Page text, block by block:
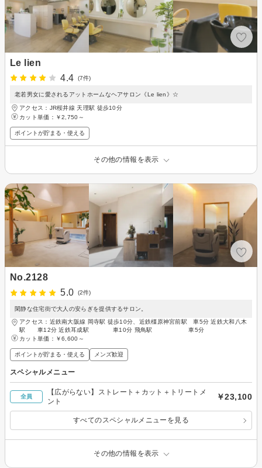
Le lien
4.4
(7件)
老若男女に愛されるアットホームなヘアサロン《Le lien》☆
アクセス：JR桜井線 天理駅 徒歩10分
カット単価： ￥2,750～
ポイントが貯まる・使える
その他の情報を表示
No.2128
5.0
(2件)
閑静な住宅街で大人の安らぎを提供するサロン。
アクセス：近鉄南大阪線 岡寺駅 徒歩10分、近鉄橿原神宮前駅 車5分 近鉄大和八木
駅 車12分 近鉄耳成駅 車10分 飛鳥駅 車5分
カット単価： ￥6,600～
ポイントが貯まる・使える メンズ歓迎
スペシャルメニュー
全員
【広がらない】ストレート＋カット＋トリートメ
ント
￥23,100
すべてのスペシャルメニューを見る
その他の情報を表示